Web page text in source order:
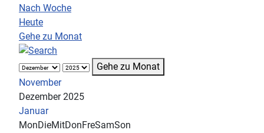
Nach Woche
Heute
Gehe zu Monat
Gehe zu Monat
November
Dezember 2025
Januar
MonDieMitDonFreSamSon